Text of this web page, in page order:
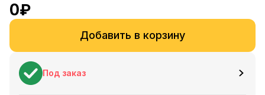
0₽
Добавить в корзину
Под заказ